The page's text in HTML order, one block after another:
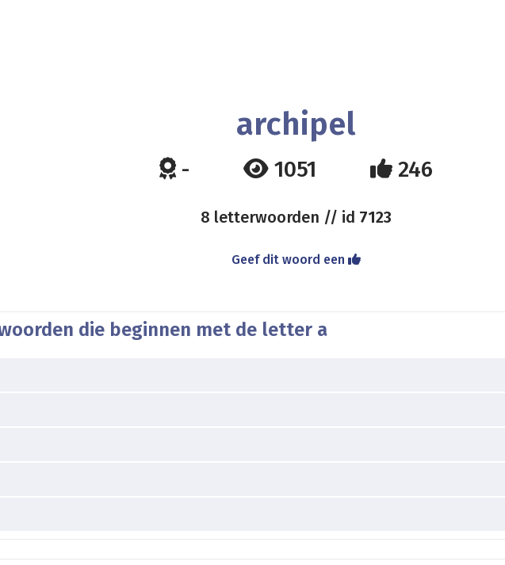
archipel
- 1051 246
8 letterwoorden // id 7123
Geef dit woord een
die beginnen met de letter a